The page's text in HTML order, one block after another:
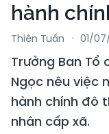
hành
Thiên Tuấn 01/
Trưởng Ban Tổ
Ngọc nêu việc
hành chính đô
nhân cấp xã.